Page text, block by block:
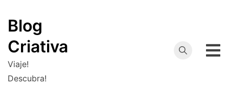
content
Blog
Criativa
Viaje!
Descubra!